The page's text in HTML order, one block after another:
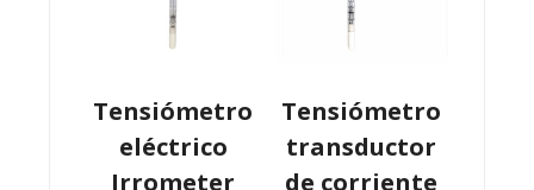
Tensiómetro
eléctrico
Irrometer
Tensiómetro
transductor
de corriente